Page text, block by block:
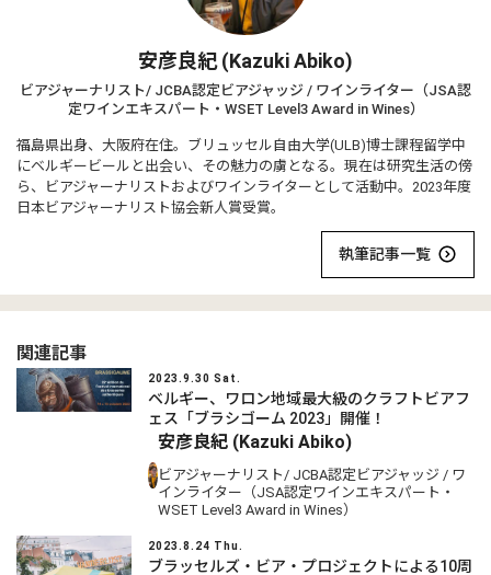
安彦良紀 (Kazuki Abiko)
ビアジャーナリスト/ JCBA認定ビアジャッジ / ワインライター（JSA認
定ワインエキスパート・WSET Level3 Award in Wines）
福島県出身、大阪府在住。ブリュッセル自由大学(ULB)博士課程留学中
にベルギービールと出会い、その魅力の虜となる。現在は研究生活の傍
ら、ビアジャーナリストおよびワインライターとして活動中。2023年度
日本ビアジャーナリスト協会新人賞受賞。
執筆記事一覧
関連記事
2023.9.30 Sat.
ベルギー、ワロン地域最大級のクラフトビアフ
ェス「ブラシゴーム 2023」開催！
安彦良紀 (Kazuki Abiko)
ビアジャーナリスト/ JCBA認定ビアジャッジ / ワ
インライター（JSA認定ワインエキスパート・
WSET Level3 Award in Wines）
2023.8.24 Thu.
ブラッセルズ・ビア・プロジェクトによる10周